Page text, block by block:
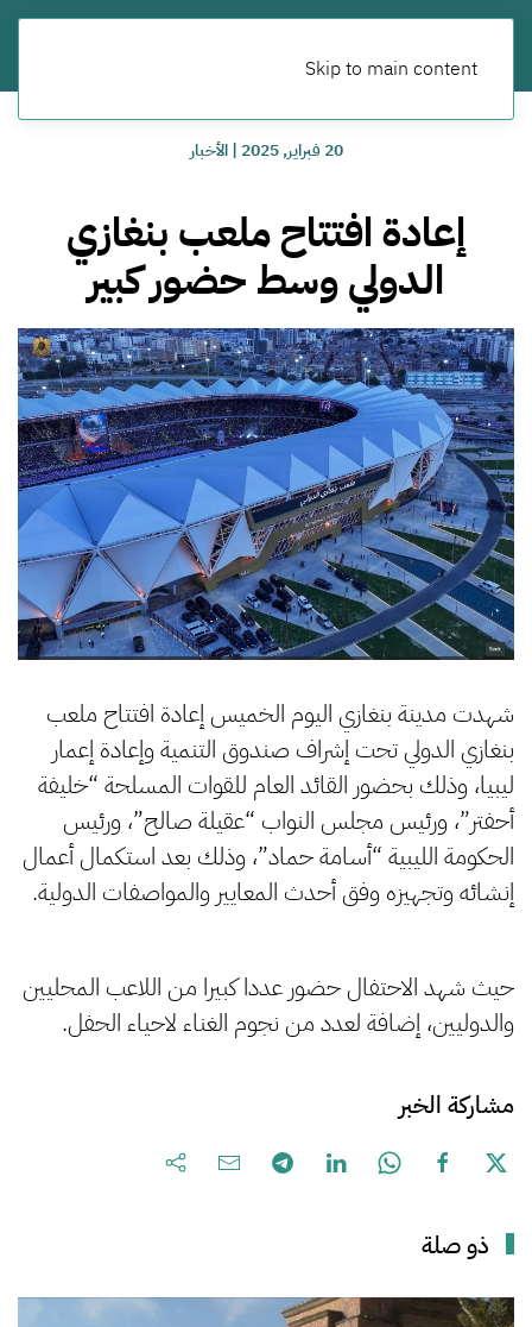
Skip to main content
20 فبراير, 2025 |الأخبار
إعادة افتتاح ملعب بنغازي
الدولي وسط حضور كبير
شهدت مدينة بنغازي اليوم الخميس إعادة افتتاح ملعب
بنغازي الدولي تحت إشراف صندوق التنمية وإعادة إعمار
ليبيا، وذلك بحضور القائد العام للقوات المسلحة “خليفة
أحفتر”، ورئيس مجلس النواب “عقيلة صالح”، ورئيس
الحكومة الليبية “أسامة حماد”، وذلك بعد استكمال أعمال
إنشائه وتجهيزه وفق أحدث المعايير والمواصفات الدولية.
حيث شهد الاحتفال حضور عددا كبيرا من اللاعب المحليين
والدوليين، إضافة لعدد من نجوم الغناء لاحياء الحفل.
مشاركة الخبر
ذو صلة